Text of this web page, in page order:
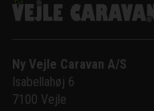
Ny Vejle Caravan A/S
Isabellahøj 6
7100 Vejle